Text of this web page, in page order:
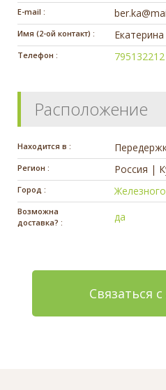
E-mail :
Имя (2-ой контакт) : Екатерина
Телефон : 795132212
Расположение
Находится в :
Регион : Россия |
Город :
Возможна
доставка? :
да
Связаться